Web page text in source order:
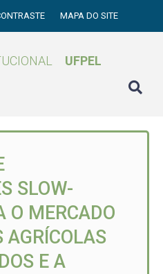
MAPA DO SITE
UFPEL
SLOW-
O MERCADO
AGRÍCOLAS
E A